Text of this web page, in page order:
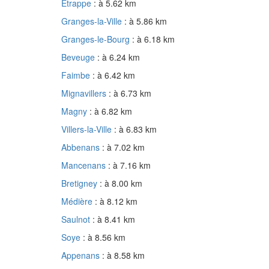
Étrappe : à 5.62 km
Granges-la-Ville : à 5.86 km
Granges-le-Bourg : à 6.18 km
Beveuge : à 6.24 km
Faimbe : à 6.42 km
Mignavillers : à 6.73 km
Magny : à 6.82 km
Villers-la-Ville : à 6.83 km
Abbenans : à 7.02 km
Mancenans : à 7.16 km
Bretigney : à 8.00 km
Médière : à 8.12 km
Saulnot : à 8.41 km
Soye : à 8.56 km
Appenans : à 8.58 km